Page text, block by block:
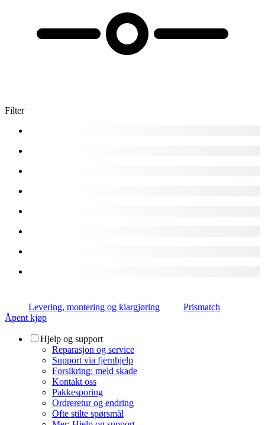
Filter
Levering, montering og klargjøring
Prismatch
Åpent kjøp
Hjelp og support
Reparasjon og service
Support via fjernhjelp
Forsikring: meld skade
Kontakt oss
Pakkesporing
Ordreretur og endring
Ofte stilte spørsmål